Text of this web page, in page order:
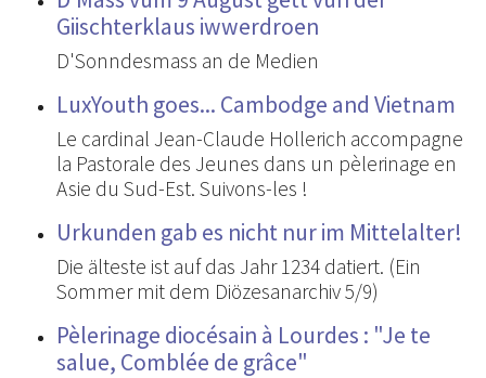
Giischterklaus iwwerdroen
D'Sonndesmass an de Medien
LuxYouth goes... Cambodge and Vietnam
Le cardinal Jean-Claude Hollerich accompagne
la Pastorale des Jeunes dans un pèlerinage en
Asie du Sud-Est. Suivons-les !
Urkunden gab es nicht nur im Mittelalter!
Die älteste ist auf das Jahr 1234 datiert. (Ein
Sommer mit dem Diözesanarchiv 5/9)
Pèlerinage diocésain à Lourdes : "Je te
salue, Comblée de grâce"